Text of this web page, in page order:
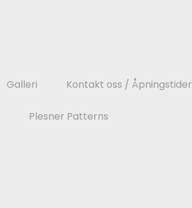
Galleri Kontakt oss / Åpningstider
Plesner Patterns